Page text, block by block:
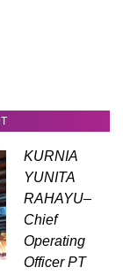
KURNIA
YUNITA
RAHAYU–
Chief
Operating
Officer PT